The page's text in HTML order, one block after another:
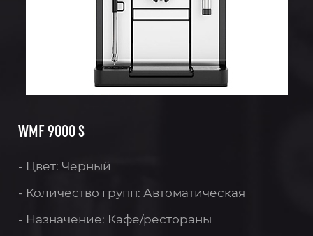
WMF 9000 S
- Цвет: Черный
- Количество групп: Автоматическая
- Назначение: Кафе/рестораны